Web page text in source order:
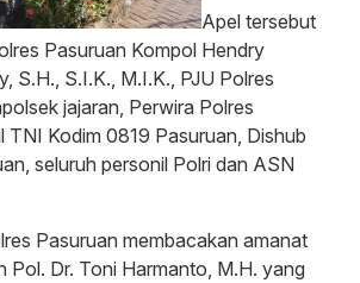
Apel tersebut
Pasuruan Kompol Hendry
S.H., S.I.K., M.I.K., PJU Polres
jajaran, Perwira Polres
TNI Kodim 0819 Pasuruan, Dishub
seluruh personil Polri dan ASN
Pasuruan membacakan amanat
Pol. Dr. Toni Harmanto, M.H. yang